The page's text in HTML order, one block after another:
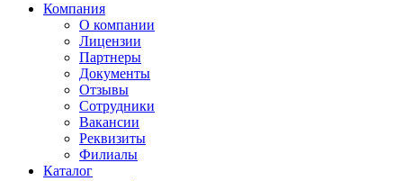
Компания
О компании
Лицензии
Партнеры
Документы
Отзывы
Сотрудники
Вакансии
Реквизиты
Филиалы
Каталог